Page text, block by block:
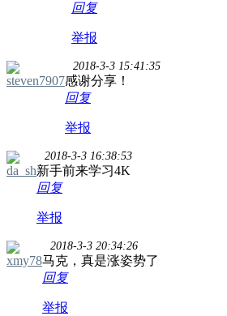
回复
举报
steven7907
2018-3-3 15:41:35
感谢分享！
回复
举报
da_sh
2018-3-3 16:38:53
新手前来学习4K
回复
举报
xmy78
2018-3-3 20:34:26
马克，真是涨姿势了
回复
举报